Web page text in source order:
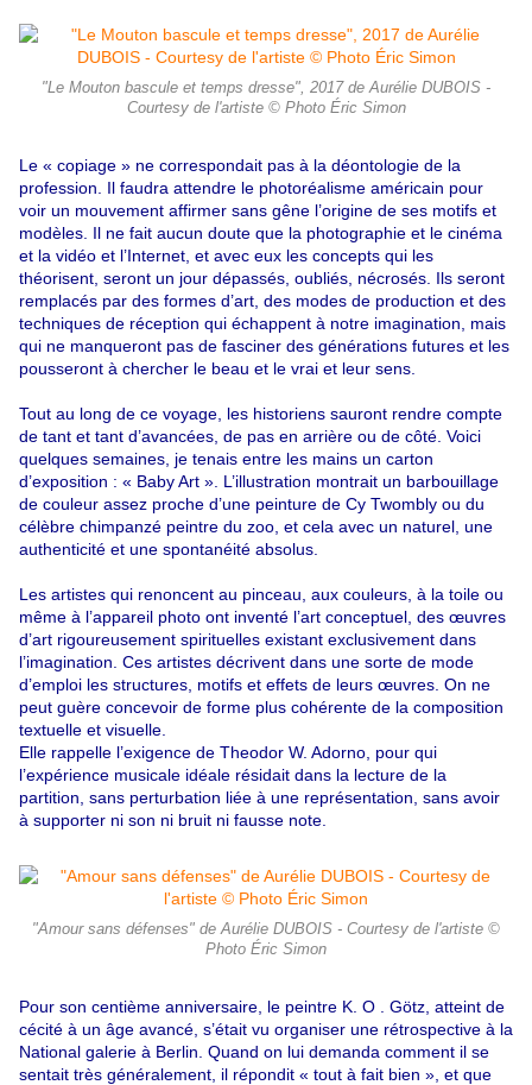
"Le Mouton bascule et temps dresse", 2017 de Aurélie DUBOIS -
Courtesy de l'artiste © Photo Éric Simon
Le « copiage » ne correspondait pas à la déontologie de la
profession. Il faudra attendre le photoréalisme américain pour
voir un mouvement affirmer sans gêne l’origine de ses motifs et
modèles. Il ne fait aucun doute que la photographie et le cinéma
et la vidéo et l’Internet, et avec eux les concepts qui les
théorisent, seront un jour dépassés, oubliés, nécrosés. Ils seront
remplacés par des formes d’art, des modes de production et des
techniques de réception qui échappent à notre imagination, mais
qui ne manqueront pas de fasciner des générations futures et les
pousseront à chercher le beau et le vrai et leur sens.
Tout au long de ce voyage, les historiens sauront rendre compte
de tant et tant d’avancées, de pas en arrière ou de côté. Voici
quelques semaines, je tenais entre les mains un carton
d’exposition : « Baby Art ». L’illustration montrait un barbouillage
de couleur assez proche d’une peinture de Cy Twombly ou du
célèbre chimpanzé peintre du zoo, et cela avec un naturel, une
authenticité et une spontanéité absolus.
Les artistes qui renoncent au pinceau, aux couleurs, à la toile ou
même à l’appareil photo ont inventé l’art conceptuel, des œuvres
d’art rigoureusement spirituelles existant exclusivement dans
l’imagination. Ces artistes décrivent dans une sorte de mode
d’emploi les structures, motifs et effets de leurs œuvres. On ne
peut guère concevoir de forme plus cohérente de la composition
textuelle et visuelle.
Elle rappelle l’exigence de Theodor W. Adorno, pour qui
l’expérience musicale idéale résidait dans la lecture de la
partition, sans perturbation liée à une représentation, sans avoir
à supporter ni son ni bruit ni fausse note.
"Amour sans défenses" de Aurélie DUBOIS - Courtesy de l'artiste ©
Photo Éric Simon
Pour son centième anniversaire, le peintre K. O . Götz, atteint de
cécité à un âge avancé, s’était vu organiser une rétrospective à la
National galerie à Berlin. Quand on lui demanda comment il se
sentait très généralement, il répondit « tout à fait bien », et que